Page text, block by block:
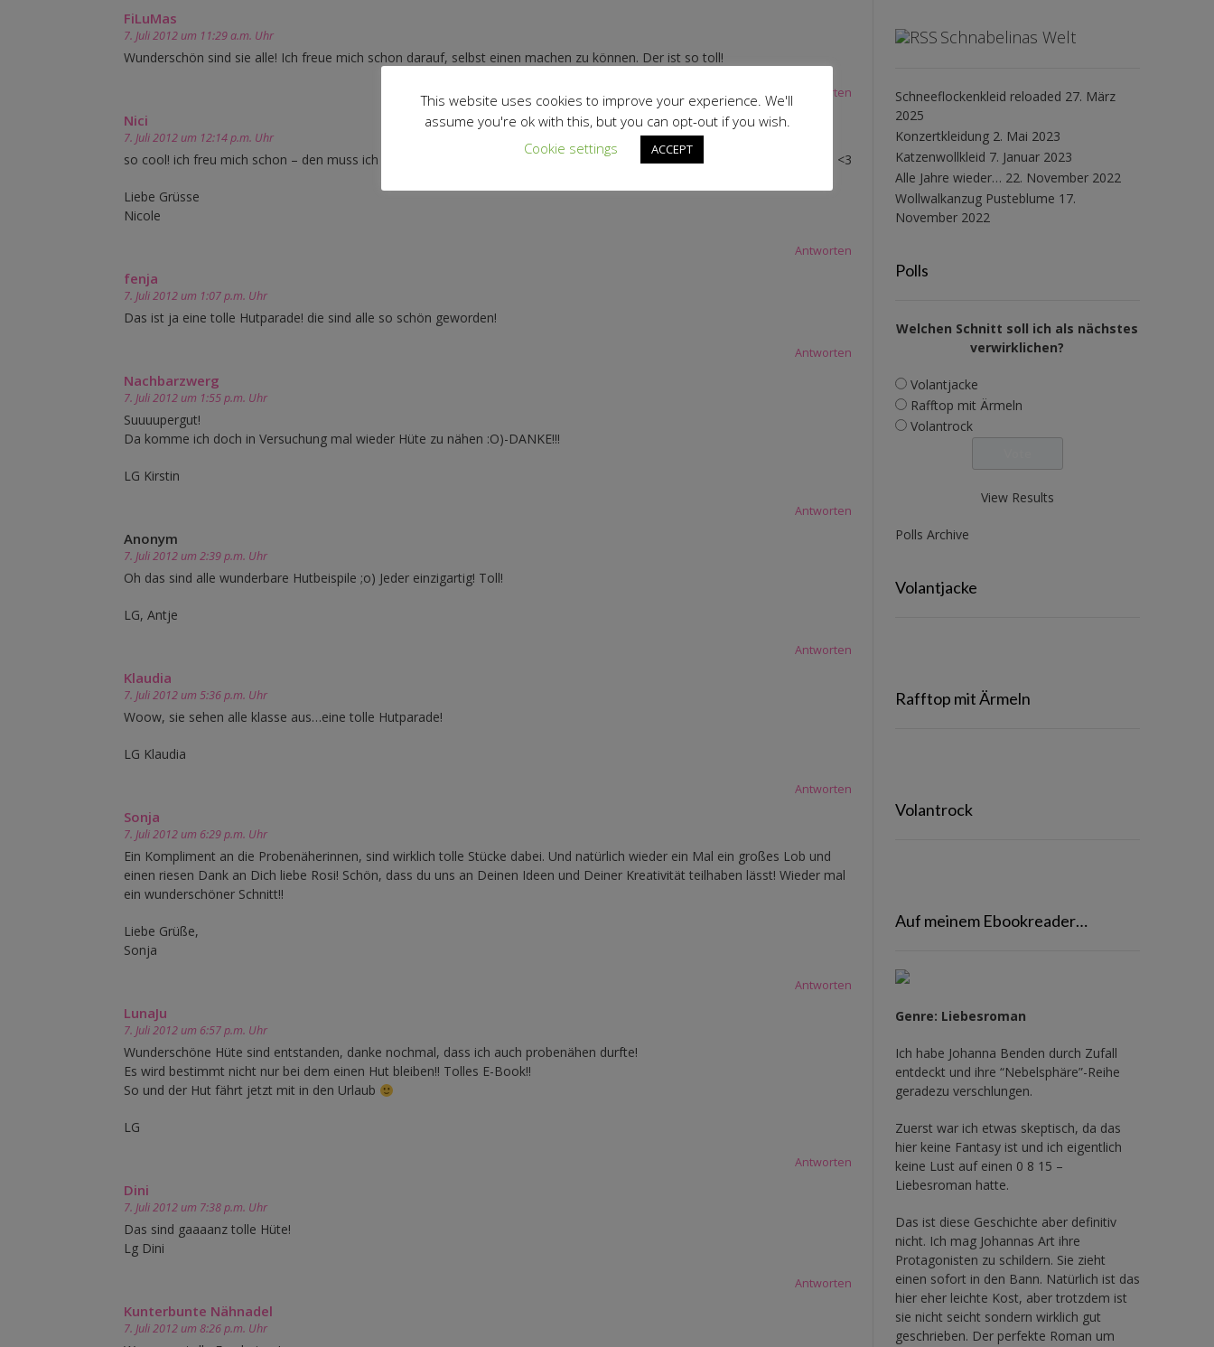
FiLuMas
7. Juli 2012 um 11:29 a.m. Uhr
Wunderschön sind sie alle! Ich freue mich schon darauf, selbst einen machen zu können. Der ist so toll!
Antworten
Nici
7. Juli 2012 um 12:14 p.m. Uhr
so cool! ich freu mich schon – den muss ich unbedingt ausprobieren, auch wenn meine Zwillis noch ein bisschen klein sind <3
Liebe Grüsse
Nicole
Antworten
fenja
7. Juli 2012 um 1:07 p.m. Uhr
Das ist ja eine tolle Hutparade! die sind alle so schön geworden!
Antworten
Nachbarzwerg
7. Juli 2012 um 1:55 p.m. Uhr
Suuuupergut!
Da komme ich doch in Versuchung mal wieder Hüte zu nähen :O)-DANKE!!!
LG Kirstin
Antworten
Anonym
7. Juli 2012 um 2:39 p.m. Uhr
Oh das sind alle wunderbare Hutbeispile ;o) Jeder einzigartig! Toll!
LG, Antje
Antworten
Klaudia
7. Juli 2012 um 5:36 p.m. Uhr
Woow, sie sehen alle klasse aus…eine tolle Hutparade!
LG Klaudia
Antworten
Sonja
7. Juli 2012 um 6:29 p.m. Uhr
Ein Kompliment an die Probenäherinnen, sind wirklich tolle Stücke dabei. Und natürlich wieder ein Mal ein großes Lob und
einen riesen Dank an Dich liebe Rosi! Schön, dass du uns an Deinen Ideen und Deiner Kreativität teilhaben lässt! Wieder mal
ein wunderschöner Schnitt!!
Liebe Grüße,
Sonja
Antworten
LunaJu
7. Juli 2012 um 6:57 p.m. Uhr
Wunderschöne Hüte sind entstanden, danke nochmal, dass ich auch probenähen durfte!
Es wird bestimmt nicht nur bei dem einen Hut bleiben!! Tolles E-Book!!
So und der Hut fährt jetzt mit in den Urlaub
LG
Antworten
Dini
7. Juli 2012 um 7:38 p.m. Uhr
Das sind gaaaanz tolle Hüte!
Lg Dini
Antworten
Kunterbunte Nähnadel
7. Juli 2012 um 8:26 p.m. Uhr
Schnabelinas Welt
Schneeflockenkleid reloaded 27. März
2025
Konzertkleidung 2. Mai 2023
Katzenwollkleid 7. Januar 2023
Alle Jahre wieder… 22. November 2022
Wollwalkanzug Pusteblume 17.
November 2022
Polls
Welchen Schnitt soll ich als nächstes
verwirklichen?
Volantjacke
Rafftop mit Ärmeln
Volantrock
View Results
Polls Archive
Volantjacke
Rafftop mit Ärmeln
Volantrock
Auf meinem Ebookreader…
Genre: Liebesroman
Ich habe Johanna Benden durch Zufall
entdeckt und ihre “Nebelsphäre”-Reihe
geradezu verschlungen.
Zuerst war ich etwas skeptisch, da das
hier keine Fantasy ist und ich eigentlich
keine Lust auf einen 0 8 15 –
Liebesroman hatte.
Das ist diese Geschichte aber definitiv
nicht. Ich mag Johannas Art ihre
Protagonisten zu schildern. Sie zieht
einen sofort in den Bann. Natürlich ist das
hier eher leichte Kost, aber trotzdem ist
sie nicht seicht sondern wirklich gut
geschrieben. Der perfekte Roman um
This website uses cookies to improve your experience. We'll
assume you're ok with this, but you can opt-out if you wish.
Cookie settings
ACCEPT